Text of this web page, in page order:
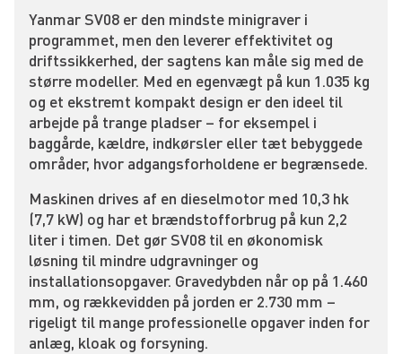
Yanmar SV08 er den mindste minigraver i
programmet, men den leverer effektivitet og
driftssikkerhed, der sagtens kan måle sig med de
større modeller. Med en egenvægt på kun 1.035 kg
og et ekstremt kompakt design er den ideel til
arbejde på trange pladser – for eksempel i
baggårde, kældre, indkørsler eller tæt bebyggede
områder, hvor adgangsforholdene er begrænsede.
Maskinen drives af en dieselmotor med 10,3 hk
(7,7 kW) og har et brændstofforbrug på kun 2,2
liter i timen. Det gør SV08 til en økonomisk
løsning til mindre udgravninger og
installationsopgaver. Gravedybden når op på 1.460
mm, og rækkevidden på jorden er 2.730 mm –
rigeligt til mange professionelle opgaver inden for
anlæg, kloak og forsyning.